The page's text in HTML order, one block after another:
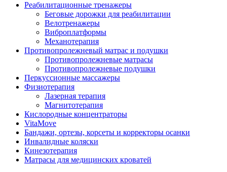
Реабилитационные тренажеры
Беговые дорожки для реабилитации
Велотренажеры
Виброплатформы
Механотерапия
Противопролежневый матрас и подушки
Противопролежневые матрасы
Противопролежневые подушки
Перкуссионные массажеры
Физиотерапия
Лазерная терапия
Магнитотерапия
Кислородные концентраторы
VitaMove
Бандажи, ортезы, корсеты и корректоры осанки
Инвалидные коляски
Кинезотерапия
Матрасы для медицинских кроватей